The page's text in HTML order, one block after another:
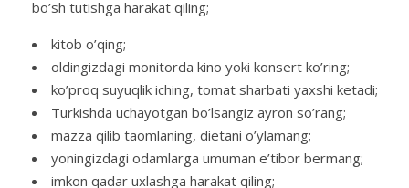
bo’sh tutishga harakat qiling;
kitob o’qing;
oldingizdagi monitorda kino yoki konsert ko’ring;
ko’proq suyuqlik iching, tomat sharbati yaxshi ketadi;
Turkishda uchayotgan bo’lsangiz ayron so’rang;
mazza qilib taomlaning, dietani o’ylamang;
yoningizdagi odamlarga umuman e’tibor bermang;
imkon qadar uxlashga harakat qiling;